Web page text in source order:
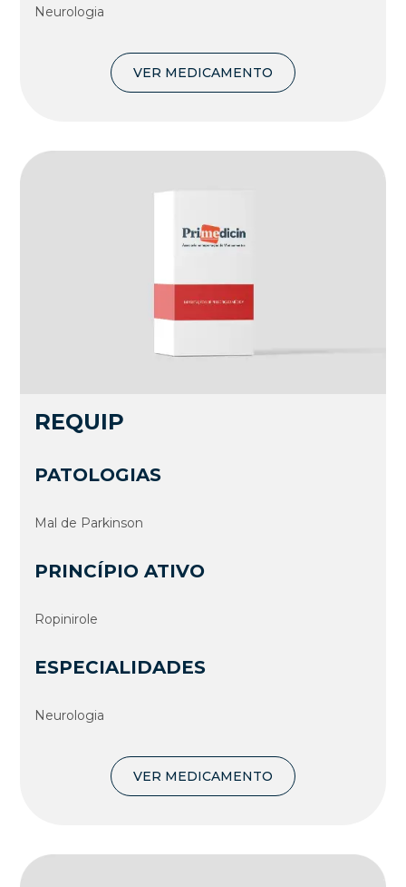
Neurologia
VER MEDICAMENTO
REQUIP
PATOLOGIAS
Mal de Parkinson
PRINCÍPIO ATIVO
Ropinirole
ESPECIALIDADES
Neurologia
VER MEDICAMENTO